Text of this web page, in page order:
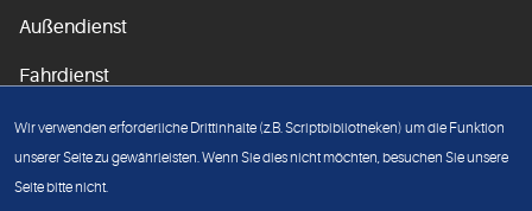
Außendienst
Fahrdienst
Unsere Grundsätze
Wir verwenden erforderliche Drittinhalte (z.B. Scriptbibliotheken) um die Funktion
unserer Seite zu gewährleisten. Wenn Sie dies nicht möchten, besuchen Sie unsere
Seite bitte nicht.